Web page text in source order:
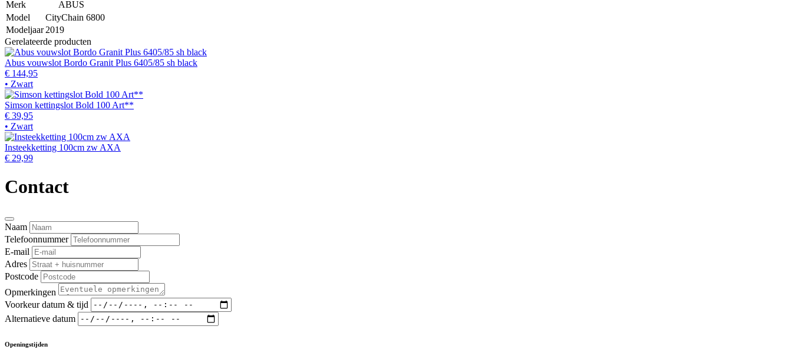
Merk
ABUS
Model
CityChain 6800
Modeljaar 2019
Gerelateerde producten
Abus vouwslot Bordo Granit Plus 6405/85 sh black
€ 144,95
• Zwart
Simson kettingslot Bold 100 Art**
€ 39,95
• Zwart
Insteekketting 100cm zw AXA
€ 29,99
Contact
Naam
Telefoonnummer
E-mail
Adres
Postcode
Opmerkingen
Voorkeur datum & tijd
Alternatieve datum
Openingstijden